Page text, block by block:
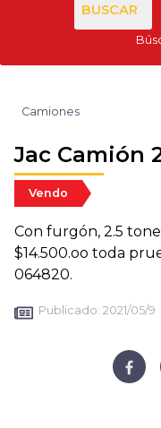
BUSCAR
Camiones
Jac Camión
Vendo
Con furgón, 2.5
$14.500.oo toda
064820.
Publicado: 2021/05/9